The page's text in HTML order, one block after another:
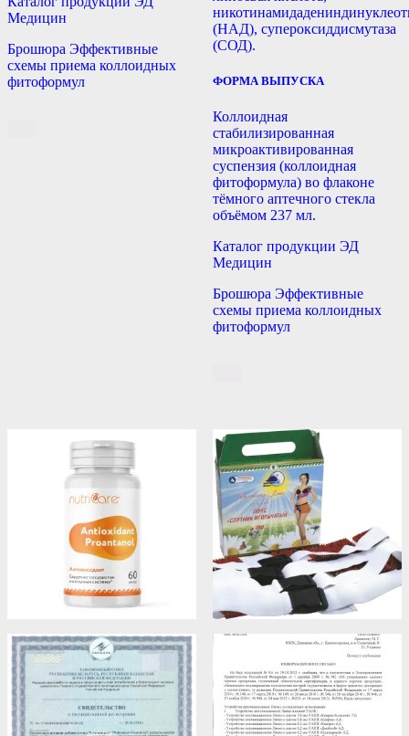
Медицин
Брошюра Эффективные
схемы приема коллоидных
фитоформул
(НАД), супероксиддисмутаза
(СОД).
ФОРМА ВЫПУСКА
Коллоидная
стабилизированная
микроактивированная
суспензия (коллоидная
фитоформула) во флаконе
тёмного аптечного стекла
объёмом 237 мл.
Каталог продукции ЭД
Медицин
Брошюра Эффективные
схемы приема коллоидных
фитоформул